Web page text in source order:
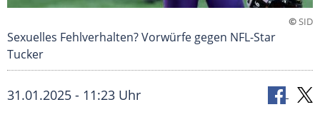
©SID
Sexuelles Fehlverhalten? Vorwürfe gegen NFL-Star
Tucker
31.01.2025 - 11:23 Uhr